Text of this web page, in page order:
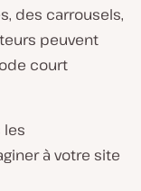
des carrousels,
peuvent
court
les
à votre site